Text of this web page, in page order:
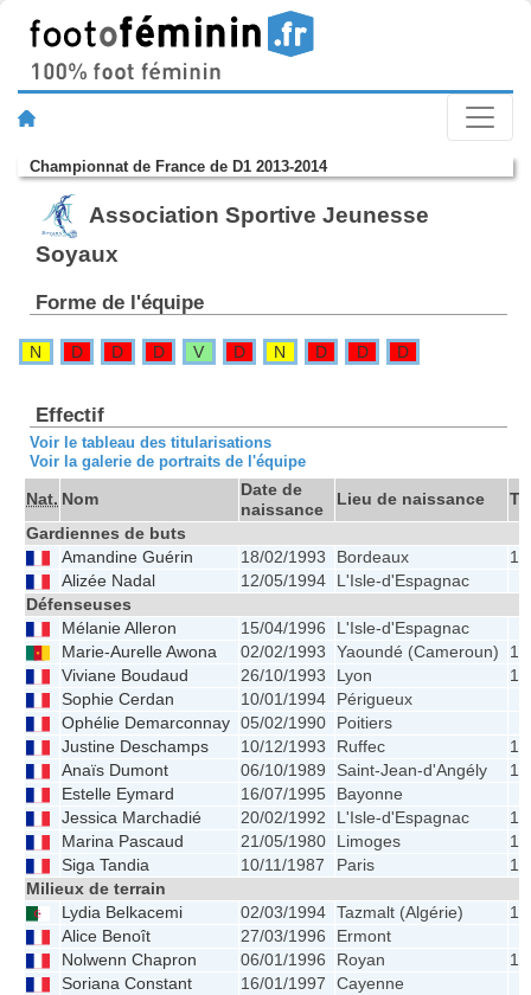
Championnat de France de D1 2013-2014
Association Sportive Jeunesse
Soyaux
Forme de l'équipe
N D D D V D N D D D
Effectif
Voir le tableau des titularisations
Voir la galerie de portraits de l'équipe
Nat. Nom
Date de
naissance
Lieu de naissance
Gardiennes de buts
Amandine Guérin
18/02/1993 Bordeaux
Alizée Nadal
12/05/1994
L'Isle-d'Espagnac
Défenseuses
Mélanie Alleron
15/04/1996
L'Isle-d'Espagnac
Marie-Aurelle Awona
02/02/1993 Yaoundé (Cameroun)
Viviane Boudaud
26/10/1993 Lyon
Sophie Cerdan
10/01/1994
Périgueux
Ophélie Demarconnay 05/02/1990
Poitiers
Justine Deschamps
10/12/1993 Ruffec
Anaïs Dumont
06/10/1989 Saint-Jean-d'Angély
Estelle Eymard
16/07/1995
Bayonne
Jessica Marchadié
20/02/1992 L'Isle-d'Espagnac
Marina Pascaud
21/05/1980 Limoges
Siga Tandia
10/11/1987 Paris
Milieux de terrain
Lydia Belkacemi
02/03/1994 Tazmalt (Algérie)
Alice Benoît
27/03/1996
Ermont
Nolwenn Chapron
06/01/1996 Royan
Soriana Constant
16/01/1997
Cayenne